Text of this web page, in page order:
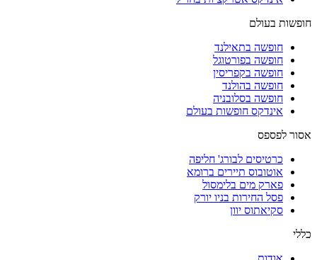
חופשות בעולם
חופשה בתאילנד
חופשה בפורטוגל
חופשה בקפריסין
חופשה בהולנד
חופשה בסלובניה
אינדקס חופשות בעולם
אסור לפספס
כרטיסים לבורג' חליפה
אוטובוס תיירים ברומא
פארק מים בלימסול
פסל החירות בניו יורק
סקיאתוס יוון
כללי